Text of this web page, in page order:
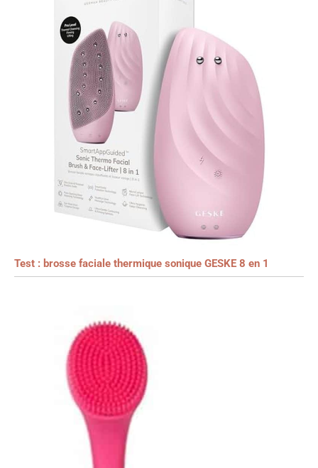
Test : brosse faciale thermique sonique GESKE 8 en 1